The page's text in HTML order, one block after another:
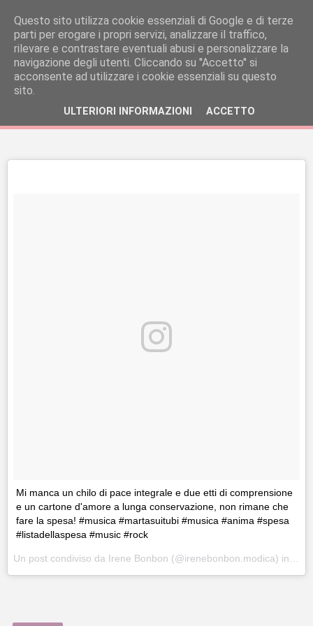
Mi manca un chilo di pace integrale e due etti di comprensione
e un cartone d'amore a lunga conservazione, non rimane che
fare la spesa! #musica #martasuitubi #musica #anima #spesa
#listadellaspesa #music #rock
Questo sito utilizza cookie essenziali di Google e di terze
parti per erogare i propri servizi, analizzare il traffico,
rilevare e contrastare eventuali abusi e personalizzare la
navigazione degli utenti. Cliccando su ''Accetto'' si
acconsente ad utilizzare i cookie essenziali su questo
sito.
ULTERIORI INFORMAZIONI ACCETTO